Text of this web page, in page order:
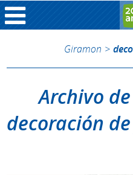
Giramon >
Archivo
decoración